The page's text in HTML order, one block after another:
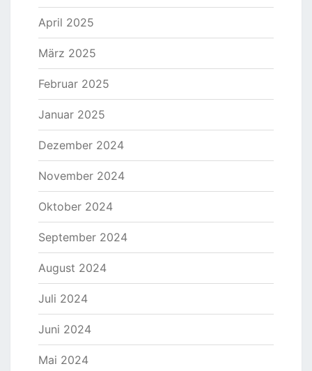
April 2025
März 2025
Februar 2025
Januar 2025
Dezember 2024
November 2024
Oktober 2024
September 2024
August 2024
Juli 2024
Juni 2024
Mai 2024